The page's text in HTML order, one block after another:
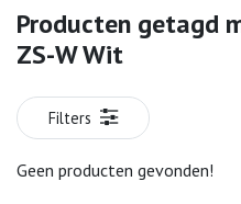
Producten getagd
ZS-W Wit
Filters
Geen producten gevonden!